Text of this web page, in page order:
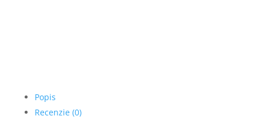
Popis
Recenzie (0)